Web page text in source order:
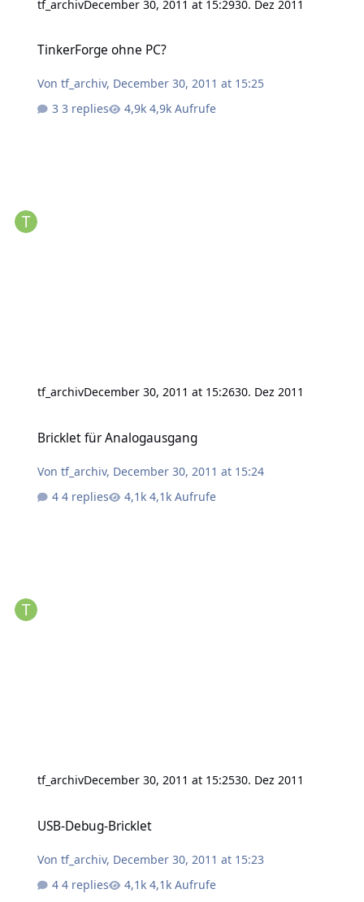
tf_archivDecember 30, 2011 at 15:2930. Dez 2011
TinkerForge ohne PC?
Vontf_archiv, December 30, 2011 at 15:25
3 replies
4,9k Aufrufe
tf_archivDecember 30, 2011 at 15:2630. Dez 2011
Bricklet für Analogausgang
Vontf_archiv, December 30, 2011 at 15:24
4 replies
4,1k Aufrufe
tf_archivDecember 30, 2011 at 15:2530. Dez 2011
USB-Debug-Bricklet
Vontf_archiv, December 30, 2011 at 15:23
4 replies
4,1k Aufrufe